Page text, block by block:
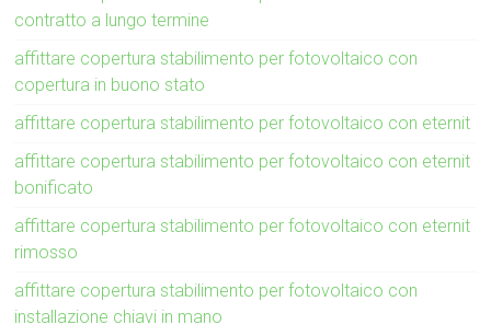
contratto a lungo termine
affittare copertura stabilimento per fotovoltaico con
copertura in buono stato
affittare copertura stabilimento per fotovoltaico con eternit
affittare copertura stabilimento per fotovoltaico con eternit
bonificato
affittare copertura stabilimento per fotovoltaico con eternit
rimosso
affittare copertura stabilimento per fotovoltaico con
installazione chiavi in mano